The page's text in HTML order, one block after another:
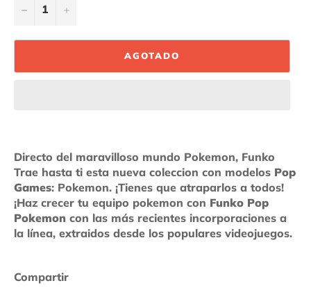
− +
AGOTADO
Directo del maravilloso mundo Pokemon, Funko
Trae hasta ti esta nueva coleccion con modelos Pop
Games: Pokemon. ¡Tienes que atraparlos a todos!
¡Haz crecer tu equipo pokemon con Funko Pop
Pokemon con las más recientes incorporaciones a
la línea, extraidos desde los populares videojuegos.
Compartir